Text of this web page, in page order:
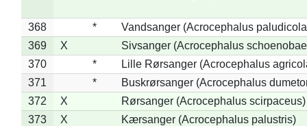
368 *
Vandsanger (Acrocephalus
369
X
Sivsanger (Acrocephalus
370
*
Lille Rørsanger (Acrocephalus
371
*
Buskrørsanger (Acrocephalus
372
X
Rørsanger (Acrocephalus scirpaceus)
373
X
Kærsanger (Acrocephalus palustris)